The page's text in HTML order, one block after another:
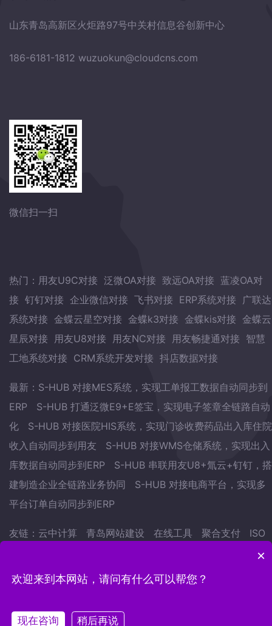
山东青岛高新区火炬路97号中关村信息谷创新中心
186-6181-1812 wuzuokun@cloudcns.com
微信扫一扫
热门： 用友U9C对接 泛微OA对接 致远OA对接 蓝凌OA对
接 钉钉对接 企业微信对接 飞书对接 ERP系统对接 广联达
系统对接 金蝶云星空对接 金蝶k3对接 金蝶kis对接 金蝶云
星辰对接 用友U8对接 用友NC对接 用友畅捷通对接 智慧
工地系统对接 CRM系统开发对接 抖店数据对接
最新： S-HUB 对接MES系统，实现工单报工数据自动同步到
ERP
S-HUB 打通泛微E9+E签宝，实现电子签章全链路自动
化
S-HUB 对接医院HIS系统，实现门诊收费药品出入库住院
收入自动同步到用友
S-HUB 对接WMS仓储系统，实现出入
库数据自动同步到ERP
S-HUB 串联用友U8+氚云+钉钉，搭
建制造企业全链路业务协同
S-HUB 对接电商平台，实现多
平台订单自动同步到ERP
友链： 云中计算 青岛网站建设 在线工具 聚合支付
ISO
地表水监测
站
所有鲁ICP备15007441号-12
×
欢迎来到本网站，请问有什么可以帮您？
现在咨询 稍后再说